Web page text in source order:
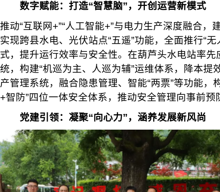
数字赋能：打造“智慧脑”，开创运营新模式
推动“互联网+”“人工智能+”与电力生产深度融合，
实现跨县水电、光伏站点“五遥”功能，全面推行“
式，提升运行效率与安全性。在葫芦头水电站率
统，构建“机巡为主、人巡为辅”运维体系，降本提
产管理系统，融合隐患管理、智能“两票”等功能，
+智防”四位一体安全体系，推动安全管理向事前
党建引领：凝聚“向心力”，涵养发展新风尚